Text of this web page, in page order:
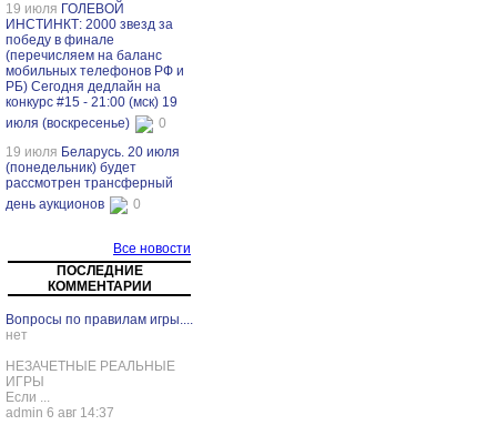
19 июля ГОЛЕВОЙ
ИНСТИНКТ: 2000 звезд за
победу в финале
(перечисляем на баланс
мобильных телефонов РФ и
РБ) Сегодня дедлайн на
конкурс #15 - 21:00 (мск) 19
июля (воскресенье)
0
19 июля Беларусь. 20 июля
(понедельник) будет
рассмотрен трансферный
день аукционов
0
Все новости
ПОСЛЕДНИЕ
КОММЕНТАРИИ
Вопросы по правилам игры....
нет
НЕЗАЧЕТНЫЕ РЕАЛЬНЫЕ
ИГРЫ
Если ...
admin 6 авг 14:37